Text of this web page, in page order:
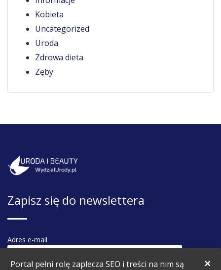
×
Portal pełni rolę zaplecza SEO i treści na nim są
Kobieta
Uncategorized
Uroda
Zdrowa dieta
Zęby
Zapisz się do newslettera
Adres e-mail